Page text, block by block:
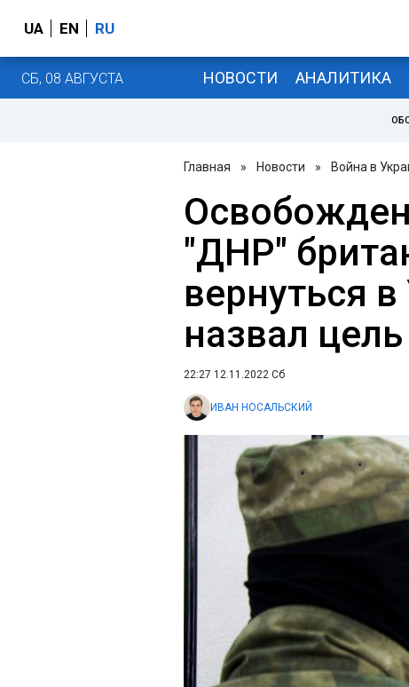
UA EN RU
СБ, 08 АВГУСТА НОВОСТИ АНАЛИТИКА
Главная » Новости » Война в
"ДНР"
вернуться
назвал цель
22:27 12.11.2022 Сб
ИВАН НОСАЛЬСКИЙ